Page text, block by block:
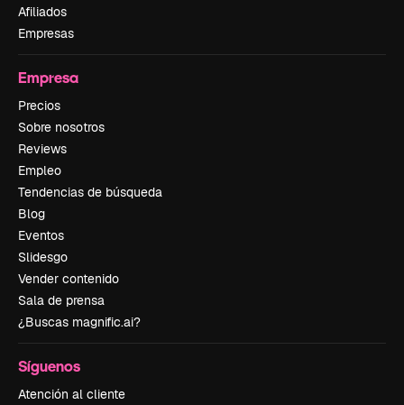
Afiliados
Empresas
Empresa
Precios
Sobre nosotros
Reviews
Empleo
Tendencias de búsqueda
Blog
Eventos
Slidesgo
Vender contenido
Sala de prensa
¿Buscas magnific.ai?
Síguenos
Atención al cliente